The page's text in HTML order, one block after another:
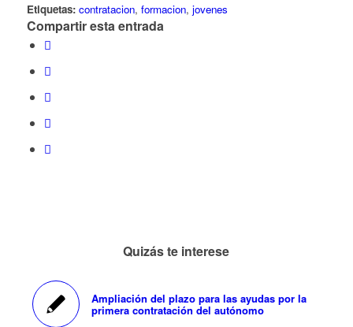
Etiquetas: contratacion, formacion, jovenes
Compartir esta entrada
Quizás te interese
Ampliación del plazo para las ayudas por la
primera contratación del autónomo